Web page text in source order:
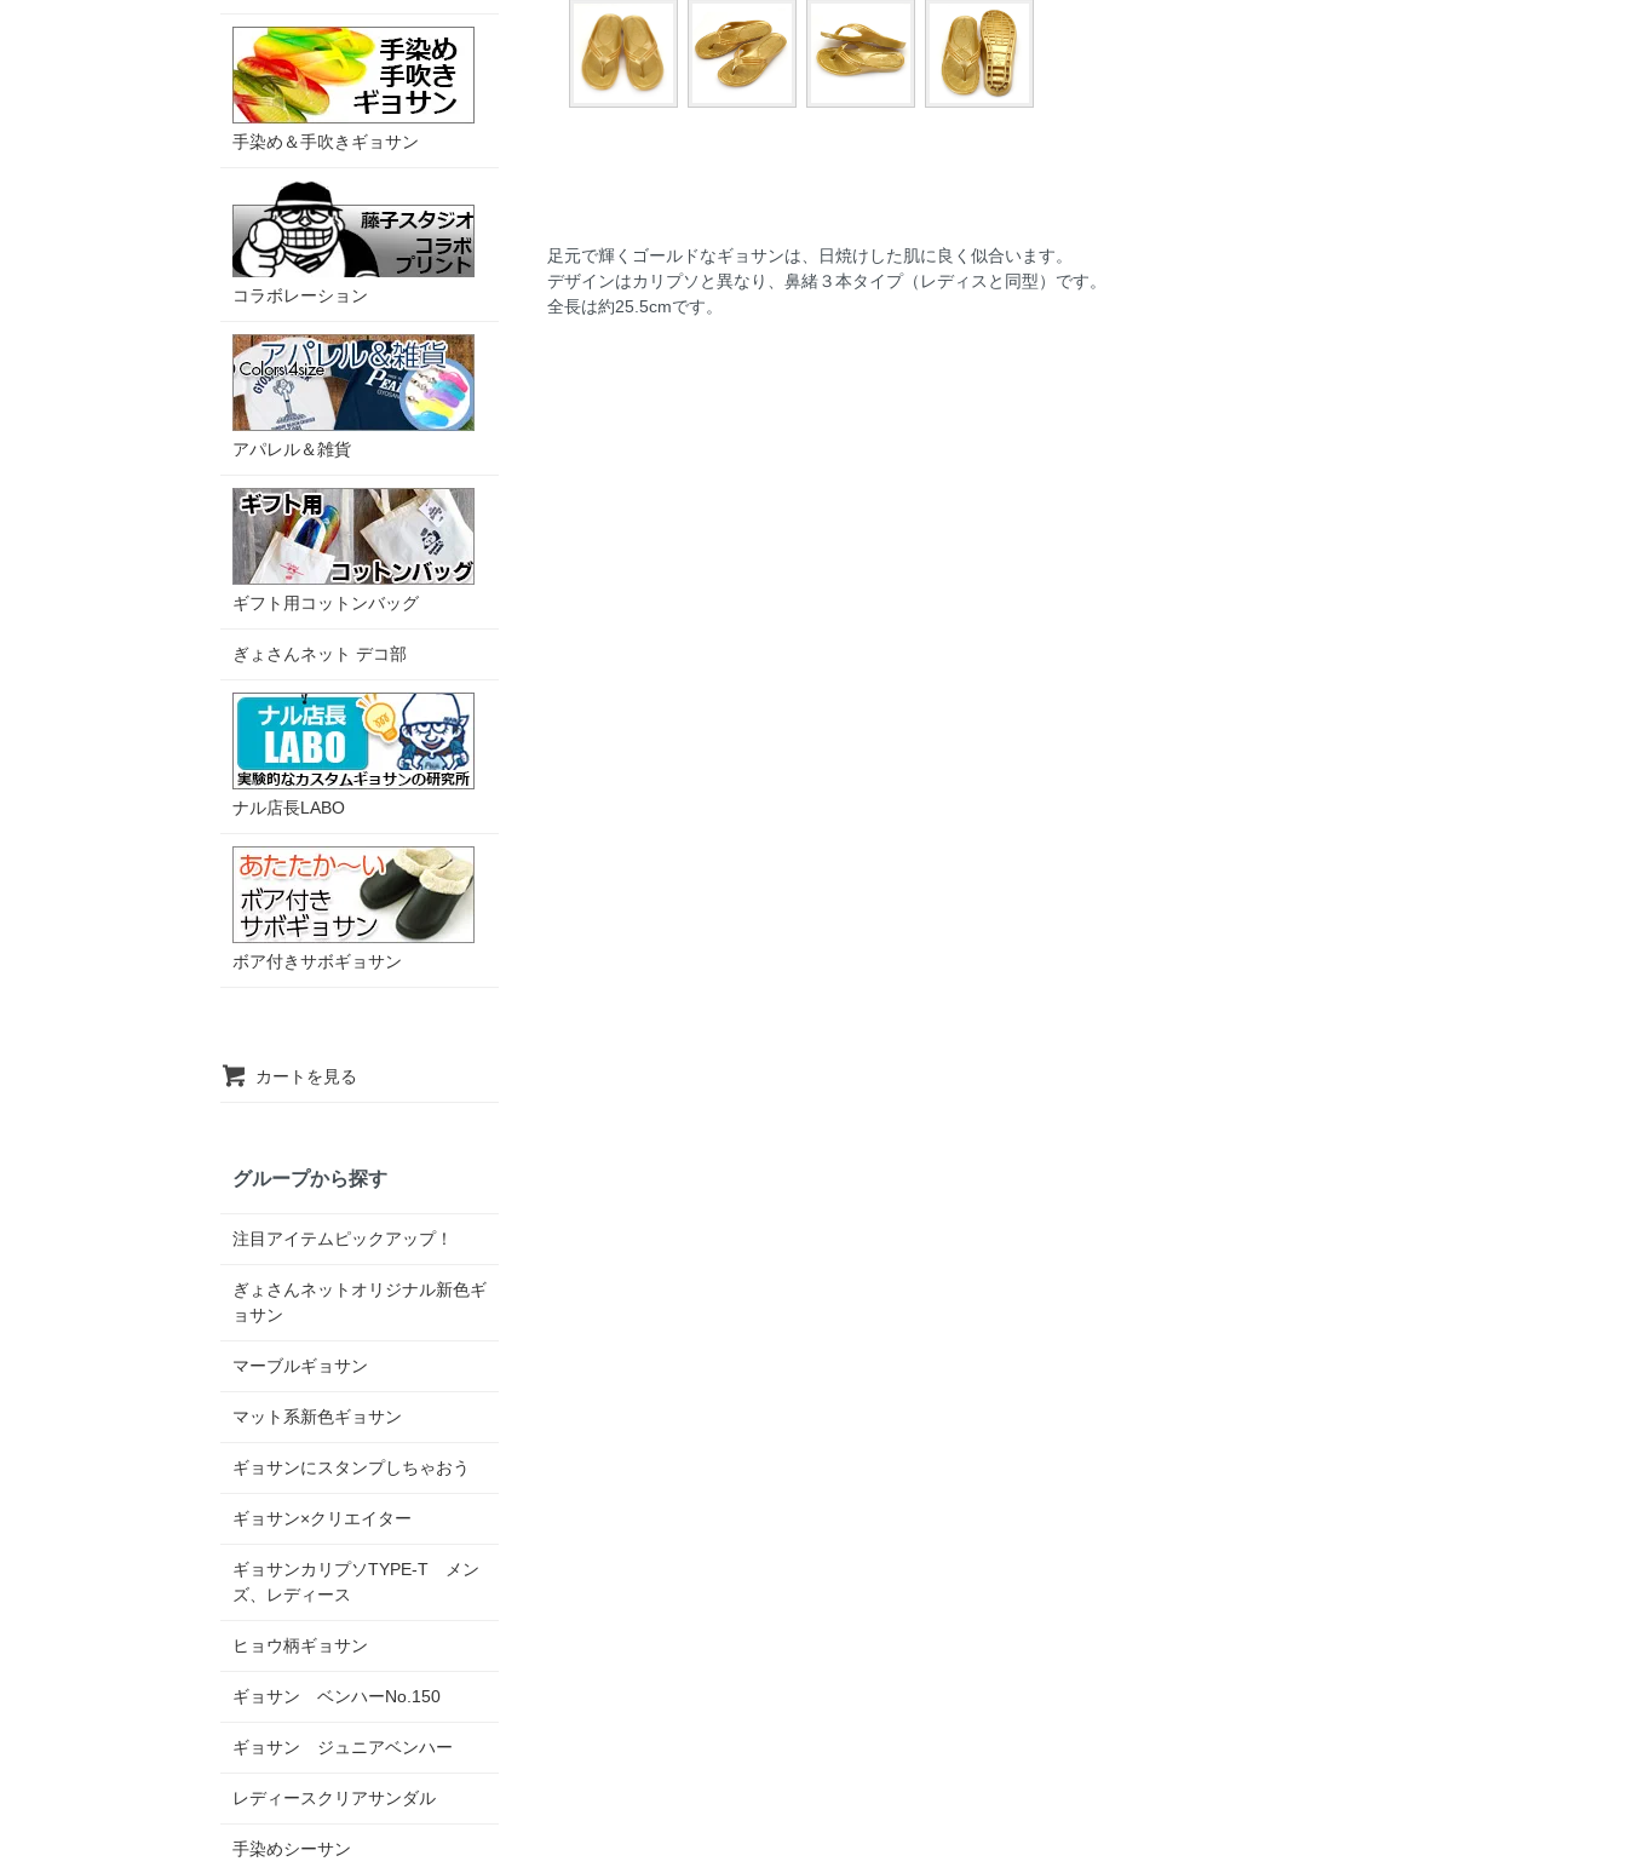
足元で輝くゴールドなギョサンは、日焼けした肌に良く似合います。
デザインはカリプソと異なり、鼻緒３本タイプ（レディスと同型）です。
全長は約25.5cmです。
手染め＆手吹きギョサン
コラボレーション
アパレル＆雑貨
ギフト用コットンバッグ
ぎょさんネット デコ部
ナル店長LABO
ボア付きサボギョサン
カートを見る
グループから探す
注目アイテムピックアップ！
ぎょさんネットオリジナル新色ギ
ョサン
マーブルギョサン
マット系新色ギョサン
ギョサンにスタンプしちゃおう
ギョサン×クリエイター
ギョサンカリプソTYPE-T メン
ズ、レディース
ヒョウ柄ギョサン
ギョサン ベンハーNo.150
ギョサン ジュニアベンハー
レディースクリアサンダル
手染めシーサン